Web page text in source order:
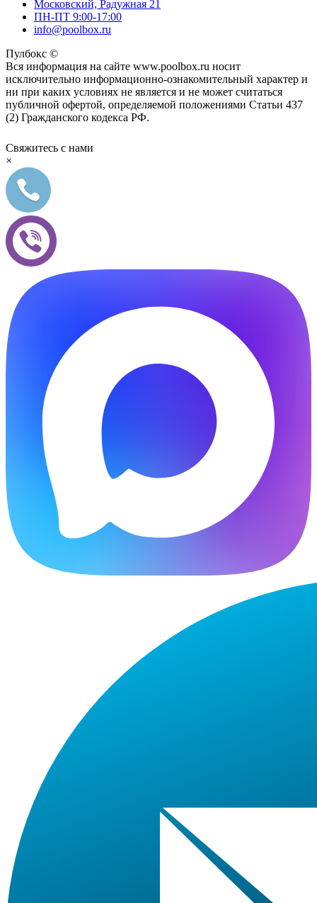
Московский, Радужная 21
ПН-ПТ 9:00-17:00
info@poolbox.ru
Пулбокс ©
Вся информация на сайте www.poolbox.ru носит
исключительно информационно-ознакомительный характер и
ни при каких условиях не является и не может считаться
публичной офертой, определяемой положениями Статьи 437
(2) Гражданского кодекса РФ.
Свяжитесь с нами
×